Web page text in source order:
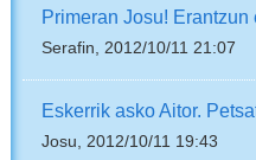
Primeran Josu!
Serafin, 2012/10/11 21:07
Eskerrik asko Aitor.
Josu, 2012/10/11 19:43